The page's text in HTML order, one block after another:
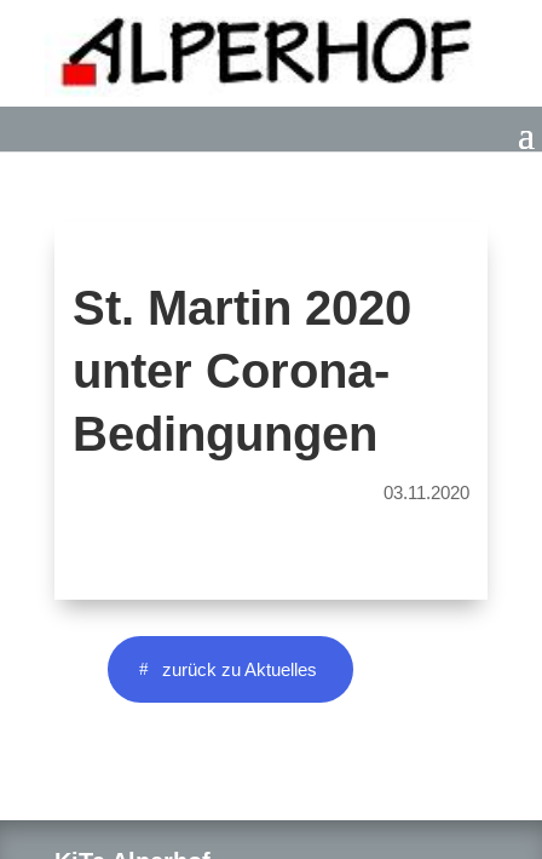
St. Martin 2020
unter Corona-
Bedingungen
03.11.2020
zurück zu Aktuelles